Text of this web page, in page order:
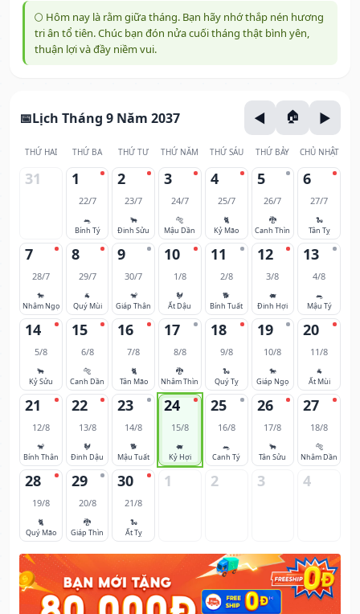
🌕 Hôm nay là rằm giữa tháng. Bạn hãy nhớ thắp nén hương
tri ân tổ tiên. Chúc bạn đón nửa cuối tháng thật bình yên,
thuận lợi và đầy niềm vui.
Lịch Tháng 9 Năm 2037
THỨ HAI THỨ BA THỨ TƯ THỨ NĂM THỨ SÁU THỨ BẢY CHỦ NHẬT
31 1
22/7
🐀
Bính Tý
2
23/7
🐂
Đinh Sửu
3
24/7
🐅
Mậu Dần
4
25/7
🐈
Kỷ Mão
5
26/7
🐉
Canh Thìn
6
27/7
🐍
Tân Tỵ
7
28/7
🐎
Nhâm Ngọ
8
29/7
🐐
Quý Mùi
9
30/7
🐒
Giáp Thân
10
1/8
🐓
Ất Dậu
11
2/8
🐕
Bính Tuất
12
3/8
🐖
Đinh Hợi
13
4/8
🐀
Mậu Tý
14
5/8
🐂
Kỷ Sửu
15
6/8
🐅
Canh Dần
16
7/8
🐈
Tân Mão
17
8/8
🐉
Nhâm Thìn
18
9/8
🐍
Quý Tỵ
19
10/8
🐎
Giáp Ngọ
20
11/8
🐐
Ất Mùi
21
12/8
🐒
Bính Thân
22
13/8
🐓
Đinh Dậu
23
14/8
🐕
Mậu Tuất
24
15/8
🐖
Kỷ Hợi
25
16/8
🐀
Canh Tý
26
17/8
🐂
Tân Sửu
27
18/8
🐅
Nhâm Dần
28
19/8
🐈
Quý Mão
29
20/8
🐉
Giáp Thìn
30
21/8
🐍
Ất Tỵ
1 2 3 4